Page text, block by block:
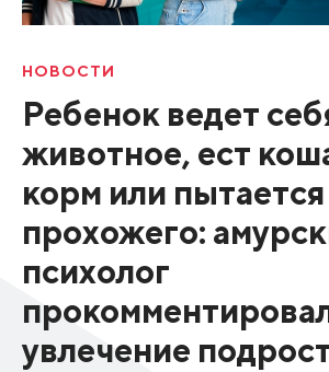
НОВОСТИ
Ребенок ведет
животное, ест
корм или пытается
прохожего:
психолог
увлечение